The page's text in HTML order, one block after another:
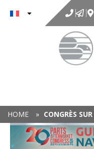
contenu
HOME » CONGRÈS